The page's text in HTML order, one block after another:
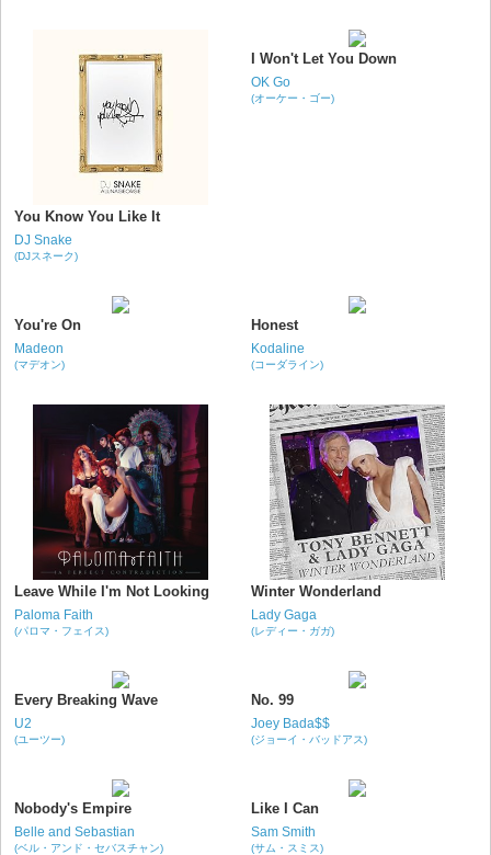
You Know You Like It
DJ Snake
(DJスネーク)
I Won't Let You Down
OK Go
(オーケー・ゴー)
You're On
Madeon
(マデオン)
Honest
Kodaline
(コーダライン)
Leave While I'm Not Looking
Paloma Faith
(パロマ・フェイス)
Winter Wonderland
Lady Gaga
(レディー・ガガ)
Every Breaking Wave
U2
(ユーツー)
No. 99
Joey Bada$$
(ジョーイ・バッドアス)
Nobody's Empire
Belle and Sebastian
(ベル・アンド・セバスチャン)
Like I Can
Sam Smith
(サム・スミス)